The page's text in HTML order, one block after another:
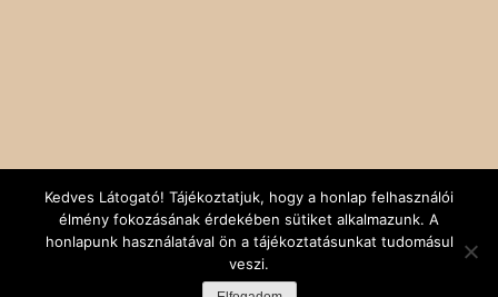
Kapcsolat
Minden jog fenntartva: Sünbarát Alapítvány,
Kedves Látogató! Tájékoztatjuk, hogy a honlap felhasználói
élmény fokozásának érdekében sütiket alkalmazunk. A
honlapunk használatával ön a tájékoztatásunkat tudomásul
veszi.